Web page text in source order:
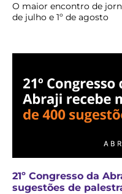
O maior encontro de
de julho e 1º de agosto
21º Congresso da
sugestões de